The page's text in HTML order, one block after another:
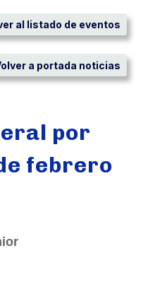
al listado de eventos
a portada noticias
por
febrero